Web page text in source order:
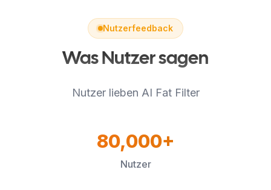
Nutzerfeedback
Was Nutzer sagen
Nutzer lieben AI Fat Filter
80,000+
Nutzer